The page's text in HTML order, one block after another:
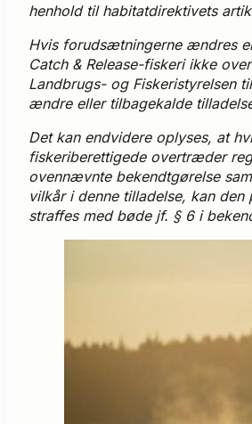
henhold til habitatdirektivets
Hvis forudsætningerne ændres
Catch & Release-fiskeri ikke
Landbrugs- og Fiskeristyrelsen
ændre eller tilbagekalde
Det kan endvidere oplyses, at
fiskeriberettigede overtræder
ovennævnte bekendtgørelse
vilkår i denne tilladelse, kan
straffes med bøde jf. § 6 i